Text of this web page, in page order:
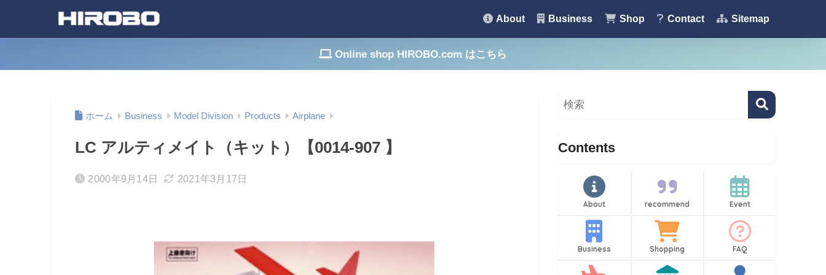
About Business Shop Contact Sitemap
Online shop HIROBO.com はこちら
ホーム Business Model Division Products Airplane
LC アルティメイト（キット）【0014-907 】
2000年9月14日 2021年3月17日
Contents
About recommend Event
Business Shopping FAQ